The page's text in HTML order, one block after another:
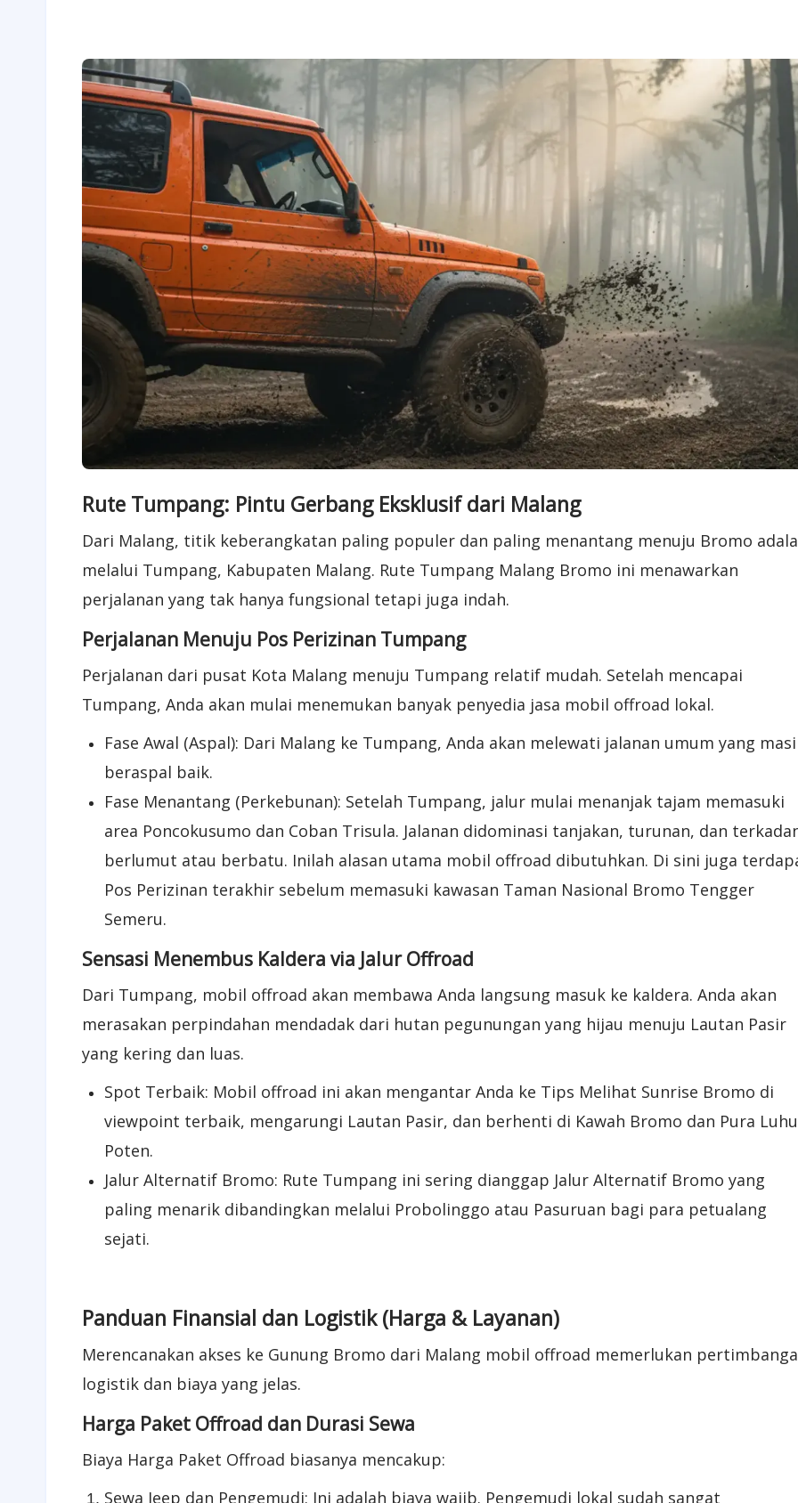
Rute Tumpang: Pintu Gerbang Eksklusif dari Malang
​Dari Malang, titik keberangkatan paling populer dan paling menantang menuju Bromo
melalui Tumpang, Kabupaten Malang. Rute Tumpang Malang Bromo ini menawarkan
perjalanan yang tak hanya fungsional tetapi juga indah.
Perjalanan Menuju Pos Perizinan Tumpang
​Perjalanan dari pusat Kota Malang menuju Tumpang relatif mudah. Setelah mencapai
Tumpang, Anda akan mulai menemukan banyak penyedia jasa mobil offroad lokal.
​Fase Awal (Aspal): Dari Malang ke Tumpang, Anda akan melewati jalanan umum yang
beraspal baik. ​
Fase Menantang (Perkebunan): Setelah Tumpang, jalur mulai menanjak tajam memasuki
area Poncokusumo dan Coban Trisula. Jalanan didominasi tanjakan, turunan, dan
berlumut atau berbatu. Inilah alasan utama mobil offroad dibutuhkan. Di sini juga
Pos Perizinan terakhir sebelum memasuki kawasan Taman Nasional Bromo Tengger
Semeru.
​Sensasi Menembus Kaldera via Jalur Offroad
​Dari Tumpang, mobil offroad akan membawa Anda langsung masuk ke kaldera. Anda akan
merasakan perpindahan mendadak dari hutan pegunungan yang hijau menuju Lautan Pasir
yang kering dan luas.
​Spot Terbaik: Mobil offroad ini akan mengantar Anda ke Tips Melihat Sunrise Bromo di
viewpoint terbaik, mengarungi Lautan Pasir, dan berhenti di Kawah Bromo dan Pura
Poten.
​Jalur Alternatif Bromo: Rute Tumpang ini sering dianggap Jalur Alternatif Bromo yang
paling menarik dibandingkan melalui Probolinggo atau Pasuruan bagi para petualang
sejati.
​Panduan Finansial dan Logistik (Harga & Layanan)
​Merencanakan akses ke Gunung Bromo dari Malang mobil offroad memerlukan
logistik dan biaya yang jelas.
Harga Paket Offroad dan Durasi Sewa
​Biaya Harga Paket Offroad biasanya mencakup:
​Sewa Jeep dan Pengemudi: Ini adalah biaya wajib. Pengemudi lokal sudah sangat